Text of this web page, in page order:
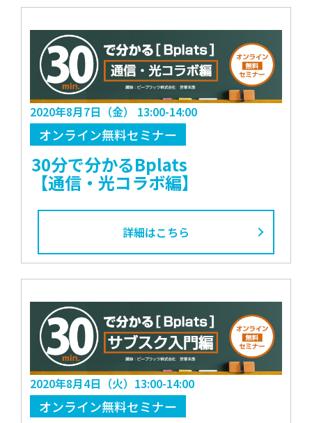
2020年8月7日（金） 13:00-14:00
オンライン無料セミナー
30分で分かるBplats
【通信・光コラボ編】
詳細はこちら
2020年8月4日（火）13:00-14:00
オンライン無料セミナー